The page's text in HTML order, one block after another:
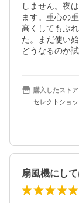
しません。夜
ます。重心の
高くしてもぶ
た。まだ使い
どうなるのか
購入したストア
セレクトショ